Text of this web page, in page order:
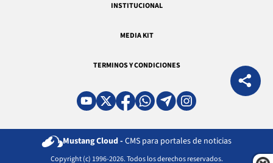
INSTITUCIONAL
MEDIA KIT
TERMINOS Y CONDICIONES
Mustang Cloud - CMS para portales de noticias
Copyright (c) 1996-2026. Todos los derechos reservados.